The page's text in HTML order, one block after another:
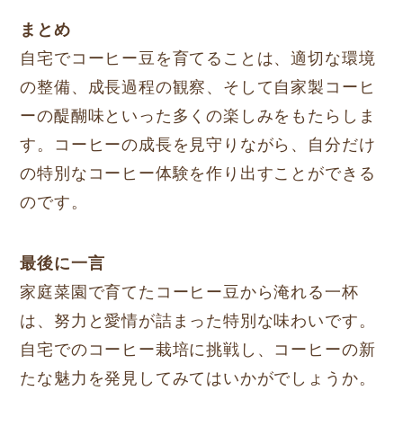
まとめ
自宅でコーヒー豆を育てることは、適切な環境
の整備、成長過程の観察、そして自家製コーヒ
ーの醍醐味といった多くの楽しみをもたらしま
す。コーヒーの成長を見守りながら、自分だけ
の特別なコーヒー体験を作り出すことができる
のです。
最後に一言
家庭菜園で育てたコーヒー豆から淹れる一杯
は、努力と愛情が詰まった特別な味わいです。
自宅でのコーヒー栽培に挑戦し、コーヒーの新
たな魅力を発見してみてはいかがでしょうか。